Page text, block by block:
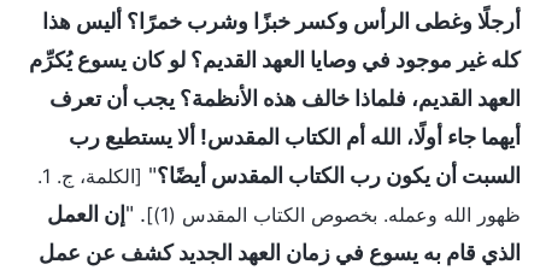
أرجلًا وغطى الرأس وكسر خبزًا وشرب خمرًا؟ أليس هذا
كله غير موجود في وصايا العهد القديم؟ لو كان يسوع يُكرِّم
العهد القديم، فلماذا خالف هذه الأنظمة؟ يجب أن تعرف
أيهما جاء أولًا، الله أم الكتاب المقدس! ألا يستطيع رب
السبت أن يكون رب الكتاب المقدس أيضًا؟"
[الكلمة، ج. 1.
ظهور الله وعمله. بخصوص الكتاب المقدس (1)]
. "إن العمل
الذي قام به يسوع في زمان العهد الجديد كشف عن عمل